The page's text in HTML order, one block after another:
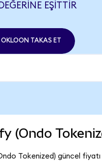
EŞITTIR
TAKAS ET
(Ondo
Tokenized) güncel fiyatı